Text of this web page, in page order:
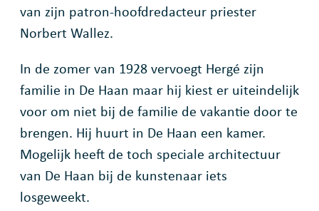
van zijn patron-hoofdredacteur priester
Norbert Wallez.
In de zomer van 1928 vervoegt Hergé zijn
familie in De Haan maar hij kiest er uiteindelijk
voor om niet bij de familie de vakantie door te
brengen. Hij huurt in De Haan een kamer.
Mogelijk heeft de toch speciale architectuur
van De Haan bij de kunstenaar iets
losgeweekt.